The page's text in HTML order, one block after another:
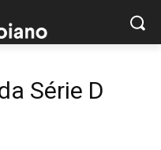
Série D